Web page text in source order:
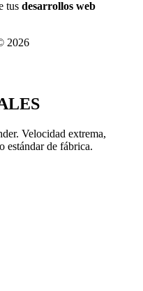
tus desarrollos web
2026
Velocidad extrema,
estándar de fábrica.